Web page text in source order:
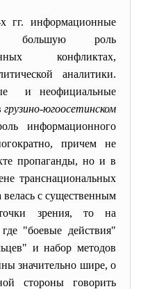
гг. информационные
большую роль
конфликтах,
аналитики.
и неофициальные
грузино-югоосетинском
информационного
причем не
пропаганды, но и в
транснациональных
с существенным
точки зрения, то на
"боевые действия"
и набор методов
значительно шире, о
стороны говорить